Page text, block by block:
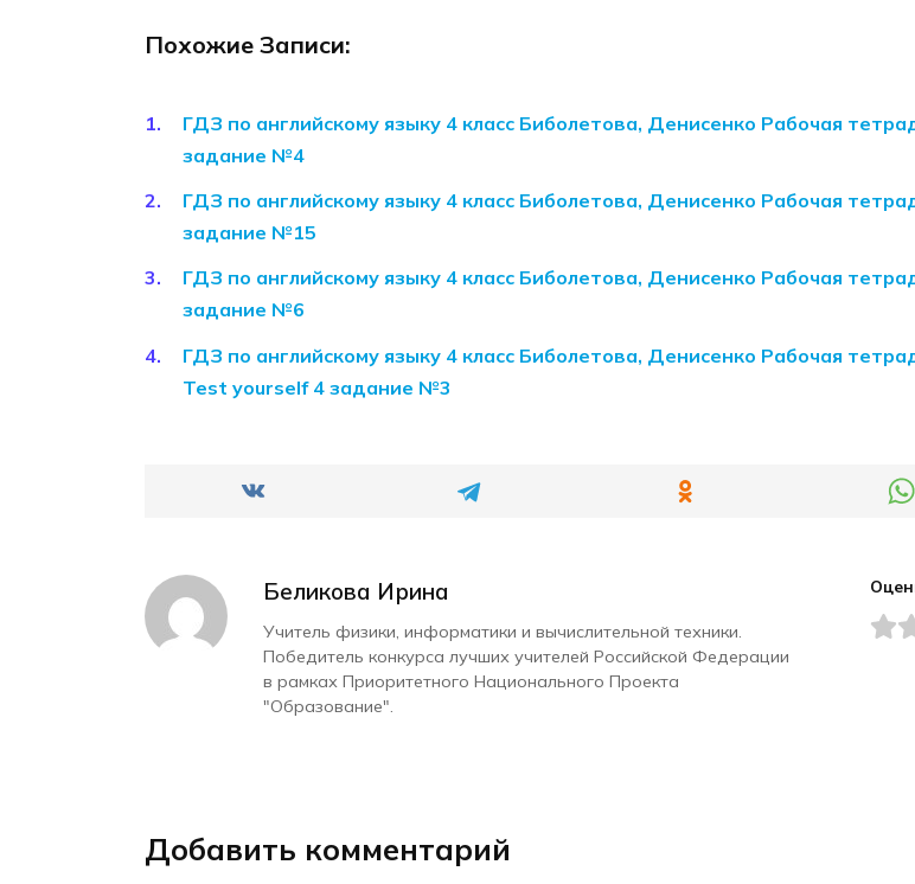
Похожие Записи:
ГДЗ по английскому языку 4 класс Биболетова, Денисенко Рабочая
задание №4
ГДЗ по английскому языку 4 класс Биболетова, Денисенко Рабочая
задание №15
ГДЗ по английскому языку 4 класс Биболетова, Денисенко Рабочая
задание №6
ГДЗ по английскому языку 4 класс Биболетова, Денисенко Рабочая
Test yourself 4 задание №3
Беликова Ирина
Учитель физики, информатики и вычислительной техники.
Победитель конкурса лучших учителей Российской Федерации
в рамках Приоритетного Национального Проекта
"Образование".
Добавить комментарий